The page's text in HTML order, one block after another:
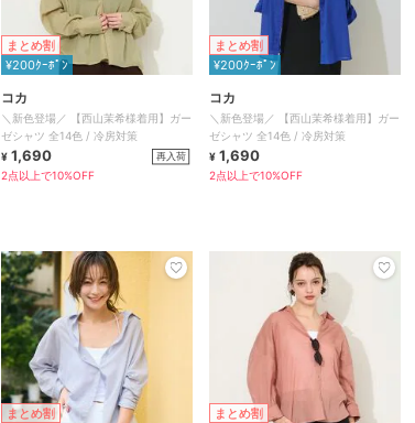
まとめ割
¥200ｸｰﾎﾟﾝ
コカ
＼新色登場／ 【西山茉希様着用】ガー
ゼシャツ 全14色 / 冷房対策
¥ 1,690 再入荷
2点以上で10%OFF
まとめ割
¥200ｸｰﾎﾟﾝ
コカ
＼新色登場／ 【西山茉希様着用】ガー
ゼシャツ 全14色 / 冷房対策
¥ 1,690
2点以上で10%OFF
まとめ割
まとめ割